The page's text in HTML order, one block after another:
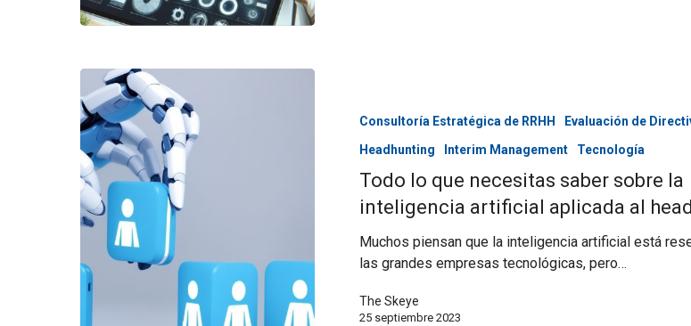
Consultoría Estratégica de RRHH
Evaluación de
Headhunting
Interim Management Tecnología
Todo lo que necesitas saber sobre la
inteligencia artificial aplicada al
Muchos piensan que la inteligencia artificial está
las grandes empresas tecnológicas, pero…
The Skeye
25 septiembre 2023